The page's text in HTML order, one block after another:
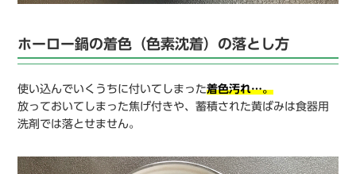
ホーロー鍋の着色（色素沈着）の落とし方
使い込んでいくうちに付いてしまった着色汚れ…。
放っておいてしまった焦げ付きや、蓄積された黄ばみは食器用
洗剤では落とせません。